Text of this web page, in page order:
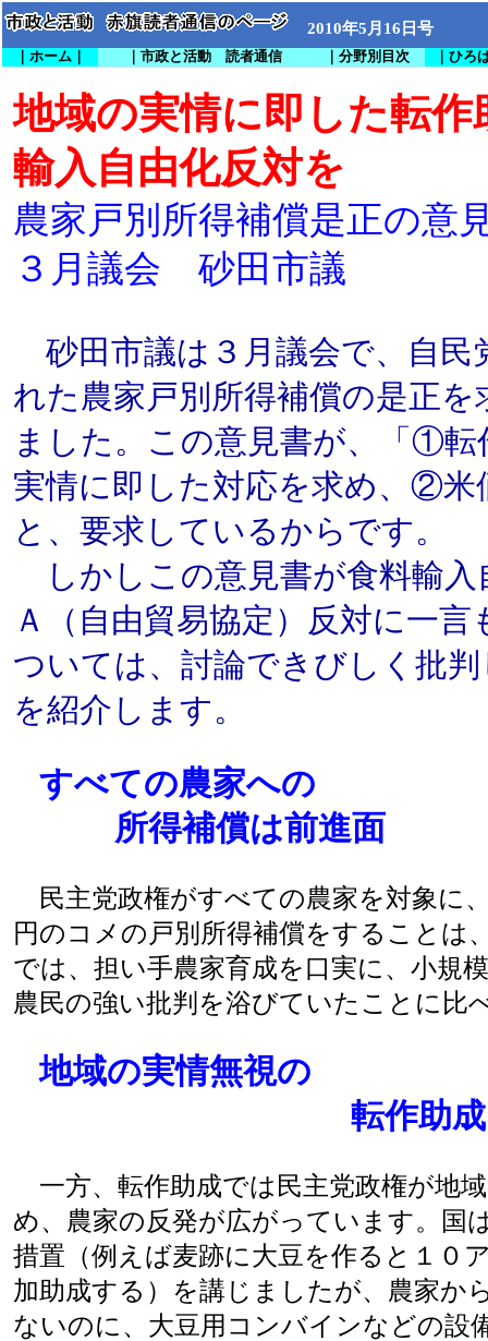
2010年5月16日号
｜ホーム｜ ｜市政と活動 読者通信 ｜分野別目次 ｜ひろ
地域の実情に即した転作
輸入自由化反対を
農家戸別所得補償是正の意
３月議会 砂田市議
砂田市議は３月議会で、自民
れた農家戸別所得補償の是正
ました。この意見書が、「①転
実情に即した対応を求め、②米
と、要求しているからです。
しかしこの意見書が食料輸入
Ａ（自由貿易協定）反対に一
ついては、討論できびしく批
を紹介します。
すべての農家への
所得補償は前進面
民主党政権がすべての農家を対象に
円のコメの戸別所得補償をすることは
では、担い手農家育成を口実に、小規
農民の強い批判を浴びていたことに比
地域の実情無視の
転作助成
一方、転作助成では民主党政権が地
め、農家の反発が広がっています。国
措置（例えば麦跡に大豆を作ると１０
加助成する）を講じましたが、農家か
ないのに、大豆用コンバインなどの設